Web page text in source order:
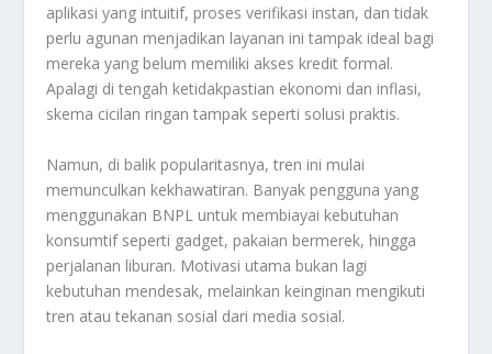
aplikasi yang intuitif, proses verifikasi instan, dan tidak
perlu agunan menjadikan layanan ini tampak ideal bagi
mereka yang belum memiliki akses kredit formal.
Apalagi di tengah ketidakpastian ekonomi dan inflasi,
skema cicilan ringan tampak seperti solusi praktis.
Namun, di balik popularitasnya, tren ini mulai
memunculkan kekhawatiran. Banyak pengguna yang
menggunakan BNPL untuk membiayai kebutuhan
konsumtif seperti gadget, pakaian bermerek, hingga
perjalanan liburan. Motivasi utama bukan lagi
kebutuhan mendesak, melainkan keinginan mengikuti
tren atau tekanan sosial dari media sosial.